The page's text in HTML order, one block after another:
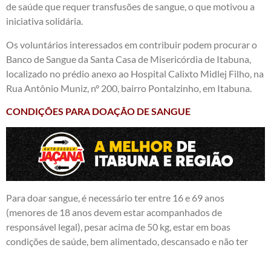
de saúde que requer transfusões de sangue, o que motivou a
iniciativa solidária.
Os voluntários interessados em contribuir podem procurar o
Banco de Sangue da Santa Casa de Misericórdia de Itabuna,
localizado no prédio anexo ao Hospital Calixto Midlej Filho, na
Rua Antônio Muniz, nº 200, bairro Pontalzinho, em Itabuna.
CONDIÇÕES PARA DOAÇÃO DE SANGUE
Para doar sangue, é necessário ter entre 16 e 69 anos
(menores de 18 anos devem estar acompanhados de
responsável legal), pesar acima de 50 kg, estar em boas
condições de saúde, bem alimentado, descansado e não ter